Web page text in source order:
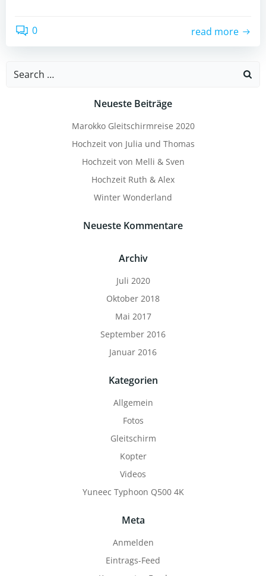
0 read more
Search
Neueste Beiträge
Marokko Gleitschirmreise 2020
Hochzeit von Julia und Thomas
Hochzeit von Melli & Sven
Hochzeit Ruth & Alex
Winter Wonderland
Neueste Kommentare
Archiv
Juli 2020
Oktober 2018
Mai 2017
September 2016
Januar 2016
Kategorien
Allgemein
Fotos
Gleitschirm
Kopter
Videos
Yuneec Typhoon Q500 4K
Meta
Anmelden
Eintrags-Feed